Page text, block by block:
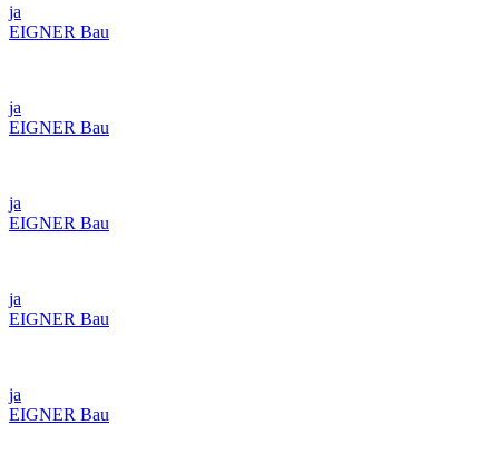
ja
EIGNER Bau
ja
EIGNER Bau
ja
EIGNER Bau
ja
EIGNER Bau
ja
EIGNER Bau